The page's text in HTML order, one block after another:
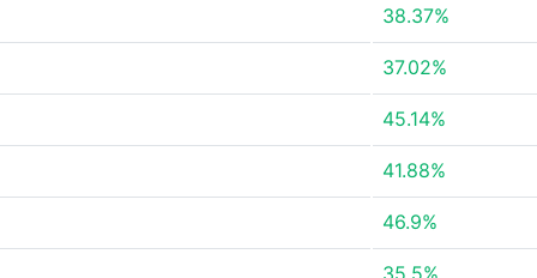
38.37%
37.02%
45.14%
41.88%
46.9%
35.5%